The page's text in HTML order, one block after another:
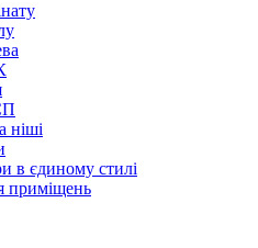
ніші
в єдиному стилі
приміщень